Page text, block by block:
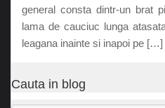
general consta dintr-un brat
lama de cauciuc lunga
leagana inainte si inapoi pe […]
Cauta in blog